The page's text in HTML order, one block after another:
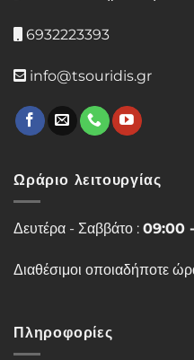
6932223393
info@tsouridis.gr
Ωράριο λειτουργίας
Δευτέρα - Σαββάτο : 09:00
Διαθέσιμοι οποιαδήποτε
Πληροφορίες